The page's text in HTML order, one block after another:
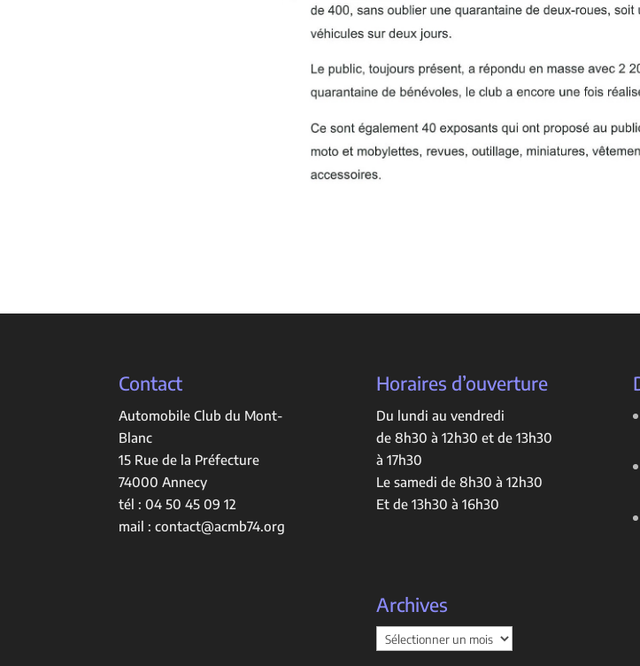
Contact
Automobile Club du Mont-
Blanc
15 Rue de la Préfecture
74000 Annecy
tél :04 50 45 09 12
mail :contact@acmb74.org
Horaires d’ouverture
Du lundi au vendredi
de 8h30 à 12h30 et de 13h30
à 17h30
Le samedi de 8h30 à 12h30
Et de 13h30 à 16h30
Archives
Archives